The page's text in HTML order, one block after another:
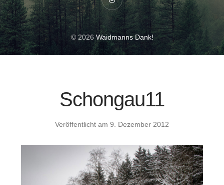
Instagram
© 2026Waidmanns Dank!
Schongau11
Veröffentlicht am 9. Dezember 2012